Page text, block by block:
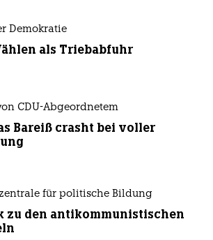
Demokratie
als Triebabfuhr
CDU-Abgeordnetem
Bareiß crasht bei voller
für politische Bildung
zu den antikommunistischen